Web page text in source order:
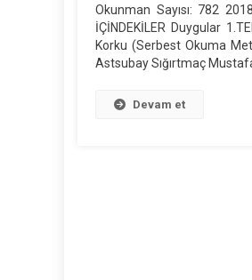
Okunman Sayısı: 782
İÇİNDEKİLER Duygular
Korku (Serbest Okuma
Astsubay Sığırtmaç
Devam et